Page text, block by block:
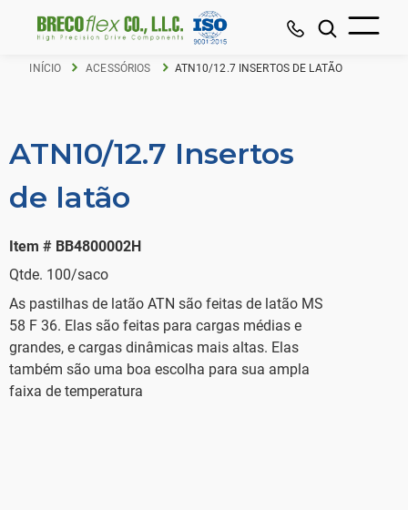
INÍCIO ACESSÓRIOS ATN10/12.7 INSERTOS DE LATÃO
ATN10/12.7 Insertos
de latão
Item # BB4800002H
Qtde. 100/saco
As pastilhas de latão ATN são feitas de latão MS
58 F 36. Elas são feitas para cargas médias e
grandes, e cargas dinâmicas mais altas. Elas
também são uma boa escolha para sua ampla
faixa de temperatura